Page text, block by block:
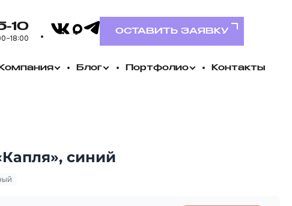
10 VK MAXTelegramОСТАВИТЬ ЗАЯВКУ
Компания Блог Портфолио Контакты
синий